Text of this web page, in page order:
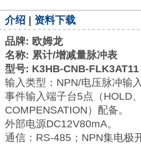
介绍 | 资料下载
品牌: 欧姆龙
名称: 累计/增减量脉冲表
型号: K3HB-CNB-
输入类型：NPN/电压脉冲输入
事件输入端子台5点（HOLD
COMPENSATION）配备。
外部电源DC12V80mA。
通信：RS-485；NPN集电极